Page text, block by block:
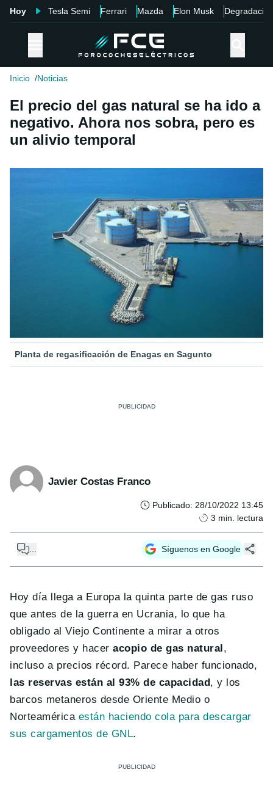
Hoy Tesla Semi Ferrari Mazda Elon Musk Degradación
Inicio Noticias
El precio del gas natural se ha ido a
negativo. Ahora nos sobra, pero es
un alivio temporal
Planta de regasificación de Enagas en Sagunto
Javier Costas Franco
Publicado: 28/10/2022 13:45
3 min. lectura
Síguenos en Google
Hoy día llega a Europa la quinta parte de gas ruso
que antes de la guerra en Ucrania, lo que ha
obligado al Viejo Continente a mirar a otros
proveedores y haceracopio de gas natural,
incluso a precios récord. Parece haber funcionado,
las reservas están al 93% de capacidad, y los
barcos metaneros desde Oriente Medio o
Norteamérica están haciendo cola para descargar
sus cargamentos de GNL.